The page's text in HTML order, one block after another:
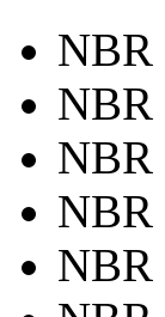
NBR
NBR
NBR
NBR
NBR